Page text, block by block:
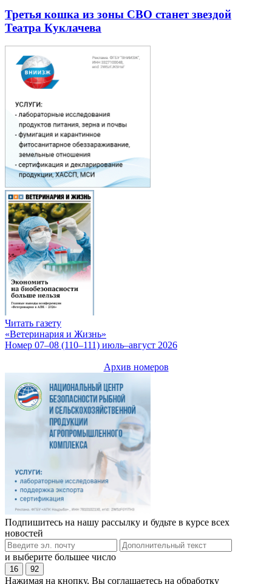
Третья кошка из зоны СВО станет звездой
Театра Куклачева
Читать газету
«Ветеринария и Жизнь»
Номер 07–08 (110–111) июль–август 2026
Архив номеров
Подпишитесь на нашу рассылку и будьте в курсе всех
новостей
и выберите большее число
16 92
Нажимая на кнопку, Вы соглашаетесь на обработку